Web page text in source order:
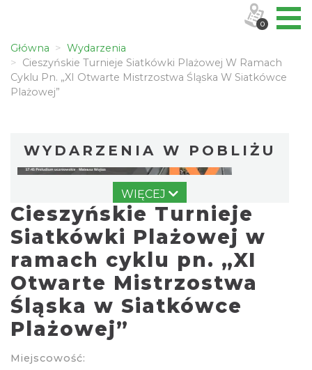
Główna
Wydarzenia
Cieszyńskie Turnieje Siatkówki Plażowej W Ramach
Cyklu Pn. „XI Otwarte Mistrzostwa Śląska W Siatkówce
Plażowej”
WYDARZENIA W POBLIŻU
Cieszyn
2026-08-09
0.74 km
WIĘCEJ
Cieszyńskie Turnieje
Siatkówki Plażowej w
ramach cyklu pn. „XI
Otwarte Mistrzostwa
Śląska w Siatkówce
Plażowej”
Miejscowość:
0